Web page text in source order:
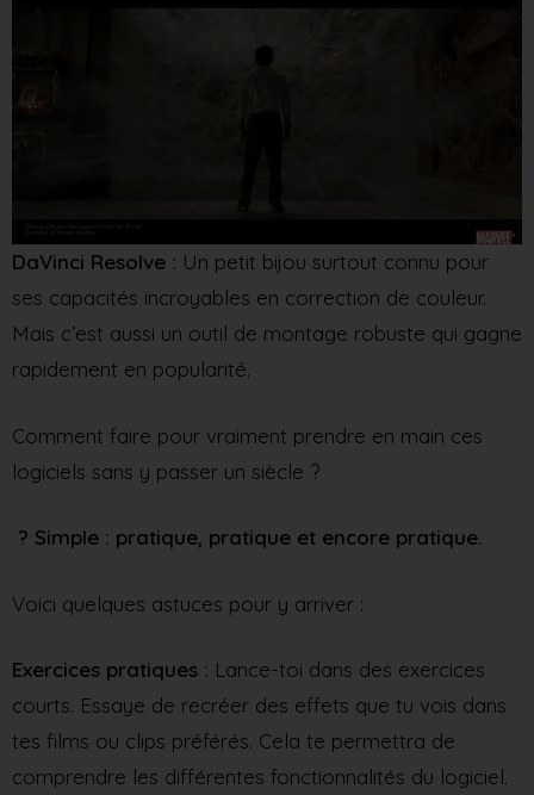
DaVinci Resolve : Un petit bijou surtout connu pour
ses capacités incroyables en correction de couleur.
Mais c’est aussi un outil de montage robuste qui gagne
rapidement en popularité.
Comment faire pour vraiment prendre en main ces
logiciels sans y passer un siècle ?
? Simple : pratique, pratique et encore pratique.
Voici quelques astuces pour y arriver :
Exercices pratiques : Lance-toi dans des exercices
courts. Essaye de recréer des effets que tu vois dans
tes films ou clips préférés. Cela te permettra de
comprendre les différentes fonctionnalités du logiciel.